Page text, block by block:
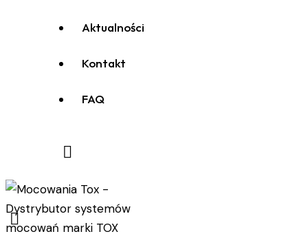
Aktualności
Kontakt
FAQ